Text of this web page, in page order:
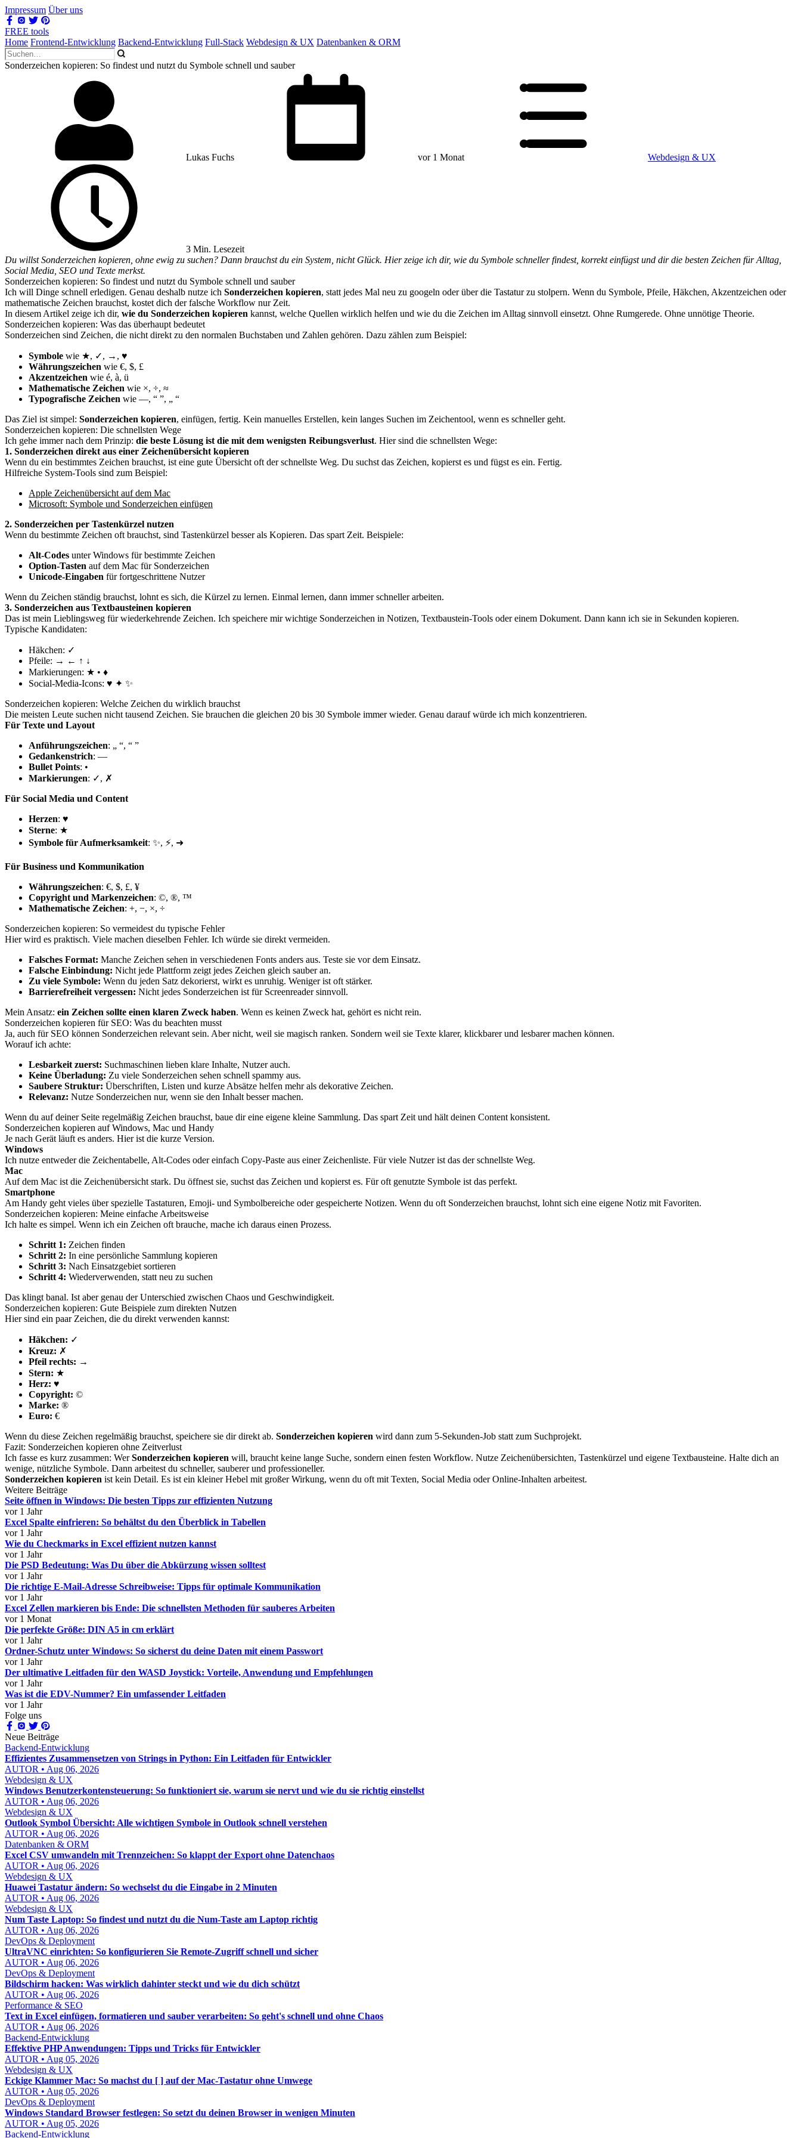
Impressum Über uns
FREE tools
Home Frontend-Entwicklung Backend-Entwicklung Full-Stack Webdesign & UX Datenbanken & ORM
Sonderzeichen kopieren: So findest und nutzt du Symbole schnell und sauber
Lukas Fuchs vor 1 Monat Webdesign & UX
3 Min. Lesezeit
Du willst Sonderzeichen kopieren, ohne ewig zu suchen? Dann brauchst du ein System, nicht Glück. Hier zeige ich dir, wie du Symbole schneller findest, korrekt einfügst und dir die besten Zeichen für Alltag,
Social Media, SEO und Texte merkst.
Sonderzeichen kopieren: So findest und nutzt du Symbole schnell und sauber
Ich will Dinge schnell erledigen. Genau deshalb nutze ich Sonderzeichen kopieren, statt jedes Mal neu zu googeln oder über die Tastatur zu stolpern. Wenn du Symbole, Pfeile, Häkchen, Akzentzeichen oder
mathematische Zeichen brauchst, kostet dich der falsche Workflow nur Zeit.
In diesem Artikel zeige ich dir, wie du Sonderzeichen kopieren kannst, welche Quellen wirklich helfen und wie du die Zeichen im Alltag sinnvoll einsetzt. Ohne Rumgerede. Ohne unnötige Theorie.
Sonderzeichen kopieren: Was das überhaupt bedeutet
Sonderzeichen sind Zeichen, die nicht direkt zu den normalen Buchstaben und Zahlen gehören. Dazu zählen zum Beispiel:
Symbole wie ★, ✓, →, ♥
Währungszeichen wie €, $, £
Akzentzeichen wie é, à, ü
Mathematische Zeichen wie ×, ÷, ≈
Typografische Zeichen wie —, “ ”, „ “
Das Ziel ist simpel: Sonderzeichen kopieren, einfügen, fertig. Kein manuelles Erstellen, kein langes Suchen im Zeichentool, wenn es schneller geht.
Sonderzeichen kopieren: Die schnellsten Wege
Ich gehe immer nach dem Prinzip: die beste Lösung ist die mit dem wenigsten Reibungsverlust. Hier sind die schnellsten Wege:
1. Sonderzeichen direkt aus einer Zeichenübersicht kopieren
Wenn du ein bestimmtes Zeichen brauchst, ist eine gute Übersicht oft der schnellste Weg. Du suchst das Zeichen, kopierst es und fügst es ein. Fertig.
Hilfreiche System-Tools sind zum Beispiel:
Apple Zeichenübersicht auf dem Mac
Microsoft: Symbole und Sonderzeichen einfügen
2. Sonderzeichen per Tastenkürzel nutzen
Wenn du bestimmte Zeichen oft brauchst, sind Tastenkürzel besser als Kopieren. Das spart Zeit. Beispiele:
Alt-Codes unter Windows für bestimmte Zeichen
Option-Tasten auf dem Mac für Sonderzeichen
Unicode-Eingaben für fortgeschrittene Nutzer
Wenn du Zeichen ständig brauchst, lohnt es sich, die Kürzel zu lernen. Einmal lernen, dann immer schneller arbeiten.
3. Sonderzeichen aus Textbausteinen kopieren
Das ist mein Lieblingsweg für wiederkehrende Zeichen. Ich speichere mir wichtige Sonderzeichen in Notizen, Textbaustein-Tools oder einem Dokument. Dann kann ich sie in Sekunden kopieren.
Typische Kandidaten:
Häkchen: ✓
Pfeile: → ← ↑ ↓
Markierungen: ★ • ♦
Social-Media-Icons: ♥ ✦ ✨
Sonderzeichen kopieren: Welche Zeichen du wirklich brauchst
Die meisten Leute suchen nicht tausend Zeichen. Sie brauchen die gleichen 20 bis 30 Symbole immer wieder. Genau darauf würde ich mich konzentrieren.
Für Texte und Layout
Anführungszeichen: „ “, “ ”
Gedankenstrich: —
Bullet Points: •
Markierungen: ✓, ✗
Für Social Media und Content
Herzen: ♥
Sterne: ★
Symbole für Aufmerksamkeit: ✨, ⚡, ➜
Für Business und Kommunikation
Währungszeichen: €, $, £, ¥
Copyright und Markenzeichen: ©, ®, ™
Mathematische Zeichen: +, −, ×, ÷
Sonderzeichen kopieren: So vermeidest du typische Fehler
Hier wird es praktisch. Viele machen dieselben Fehler. Ich würde sie direkt vermeiden.
Falsches Format: Manche Zeichen sehen in verschiedenen Fonts anders aus. Teste sie vor dem Einsatz.
Falsche Einbindung: Nicht jede Plattform zeigt jedes Zeichen gleich sauber an.
Zu viele Symbole: Wenn du jeden Satz dekorierst, wirkt es unruhig. Weniger ist oft stärker.
Barrierefreiheit vergessen: Nicht jedes Sonderzeichen ist für Screenreader sinnvoll.
Mein Ansatz: ein Zeichen sollte einen klaren Zweck haben. Wenn es keinen Zweck hat, gehört es nicht rein.
Sonderzeichen kopieren für SEO: Was du beachten musst
Ja, auch für SEO können Sonderzeichen relevant sein. Aber nicht, weil sie magisch ranken. Sondern weil sie Texte klarer, klickbarer und lesbarer machen können.
Worauf ich achte:
Lesbarkeit zuerst: Suchmaschinen lieben klare Inhalte, Nutzer auch.
Keine Überladung: Zu viele Sonderzeichen sehen schnell spammy aus.
Saubere Struktur: Überschriften, Listen und kurze Absätze helfen mehr als dekorative Zeichen.
Relevanz: Nutze Sonderzeichen nur, wenn sie den Inhalt besser machen.
Wenn du auf deiner Seite regelmäßig Zeichen brauchst, baue dir eine eigene kleine Sammlung. Das spart Zeit und hält deinen Content konsistent.
Sonderzeichen kopieren auf Windows, Mac und Handy
Je nach Gerät läuft es anders. Hier ist die kurze Version.
Windows
Ich nutze entweder die Zeichentabelle, Alt-Codes oder einfach Copy-Paste aus einer Zeichenliste. Für viele Nutzer ist das der schnellste Weg.
Mac
Auf dem Mac ist die Zeichenübersicht stark. Du öffnest sie, suchst das Zeichen und kopierst es. Für oft genutzte Symbole ist das perfekt.
Smartphone
Am Handy geht vieles über spezielle Tastaturen, Emoji- und Symbolbereiche oder gespeicherte Notizen. Wenn du oft Sonderzeichen brauchst, lohnt sich eine eigene Notiz mit Favoriten.
Sonderzeichen kopieren: Meine einfache Arbeitsweise
Ich halte es simpel. Wenn ich ein Zeichen oft brauche, mache ich daraus einen Prozess.
Schritt 1: Zeichen finden
Schritt 2: In eine persönliche Sammlung kopieren
Schritt 3: Nach Einsatzgebiet sortieren
Schritt 4: Wiederverwenden, statt neu zu suchen
Das klingt banal. Ist aber genau der Unterschied zwischen Chaos und Geschwindigkeit.
Sonderzeichen kopieren: Gute Beispiele zum direkten Nutzen
Hier sind ein paar Zeichen, die du direkt verwenden kannst:
Häkchen: ✓
Kreuz: ✗
Pfeil rechts: →
Stern: ★
Herz: ♥
Copyright: ©
Marke: ®
Euro: €
Wenn du diese Zeichen regelmäßig brauchst, speichere sie dir direkt ab. Sonderzeichen kopieren wird dann zum 5-Sekunden-Job statt zum Suchprojekt.
Fazit: Sonderzeichen kopieren ohne Zeitverlust
Ich fasse es kurz zusammen: WerSonderzeichen kopieren will, braucht keine lange Suche, sondern einen festen Workflow. Nutze Zeichenübersichten, Tastenkürzel und eigene Textbausteine. Halte dich an
wenige, nützliche Symbole. Dann arbeitest du schneller, sauberer und professioneller.
Sonderzeichen kopieren ist kein Detail. Es ist ein kleiner Hebel mit großer Wirkung, wenn du oft mit Texten, Social Media oder Online-Inhalten arbeitest.
Weitere Beiträge
Seite öffnen in Windows: Die besten Tipps zur effizienten Nutzung
vor 1 Jahr
Excel Spalte einfrieren: So behältst du den Überblick in Tabellen
vor 1 Jahr
Wie du Checkmarks in Excel effizient nutzen kannst
vor 1 Jahr
Die PSD Bedeutung: Was Du über die Abkürzung wissen solltest
vor 1 Jahr
Die richtige E-Mail-Adresse Schreibweise: Tipps für optimale Kommunikation
vor 1 Jahr
Excel Zellen markieren bis Ende: Die schnellsten Methoden für sauberes Arbeiten
vor 1 Monat
Die perfekte Größe: DIN A5 in cm erklärt
vor 1 Jahr
Ordner-Schutz unter Windows: So sicherst du deine Daten mit einem Passwort
vor 1 Jahr
Der ultimative Leitfaden für den WASD Joystick: Vorteile, Anwendung und Empfehlungen
vor 1 Jahr
Was ist die EDV-Nummer? Ein umfassender Leitfaden
vor 1 Jahr
Folge uns
Neue Beiträge
Backend-Entwicklung
Effizientes Zusammensetzen von Strings in Python: Ein Leitfaden für Entwickler
AUTOR • Aug 06, 2026
Webdesign & UX
Windows Benutzerkontensteuerung: So funktioniert sie, warum sie nervt und wie du sie richtig einstellst
AUTOR • Aug 06, 2026
Webdesign & UX
Outlook Symbol Übersicht: Alle wichtigen Symbole in Outlook schnell verstehen
AUTOR • Aug 06, 2026
Datenbanken & ORM
Excel CSV umwandeln mit Trennzeichen: So klappt der Export ohne Datenchaos
AUTOR • Aug 06, 2026
Webdesign & UX
Huawei Tastatur ändern: So wechselst du die Eingabe in 2 Minuten
AUTOR • Aug 06, 2026
Webdesign & UX
Num Taste Laptop: So findest und nutzt du die Num-Taste am Laptop richtig
AUTOR • Aug 06, 2026
DevOps & Deployment
UltraVNC einrichten: So konfigurieren Sie Remote-Zugriff schnell und sicher
AUTOR • Aug 06, 2026
DevOps & Deployment
Bildschirm hacken: Was wirklich dahinter steckt und wie du dich schützt
AUTOR • Aug 06, 2026
Performance & SEO
Text in Excel einfügen, formatieren und sauber verarbeiten: So geht's schnell und ohne Chaos
AUTOR • Aug 06, 2026
Backend-Entwicklung
Effektive PHP Anwendungen: Tipps und Tricks für Entwickler
AUTOR • Aug 05, 2026
Webdesign & UX
Eckige Klammer Mac: So machst du [ ] auf der Mac-Tastatur ohne Umwege
AUTOR • Aug 05, 2026
DevOps & Deployment
Windows Standard Browser festlegen: So setzt du deinen Browser in wenigen Minuten
AUTOR • Aug 05, 2026
Backend-Entwicklung